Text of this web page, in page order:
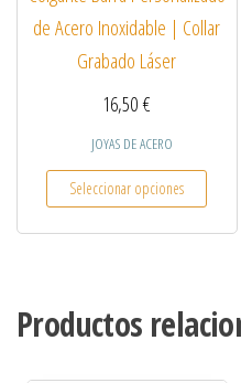
de Acero Inoxidable | Collar
Grabado Láser
16,50€
JOYAS DE ACERO
Seleccionar opciones
Este
Productos